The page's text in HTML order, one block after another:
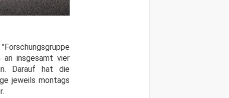
an insgesamt vier
Darauf hat die
jeweils montags